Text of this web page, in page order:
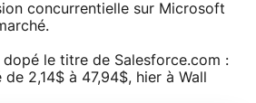
concurrentielle sur Microsoft
le titre de Salesforce.com :
2,14$ à 47,94$, hier à Wall